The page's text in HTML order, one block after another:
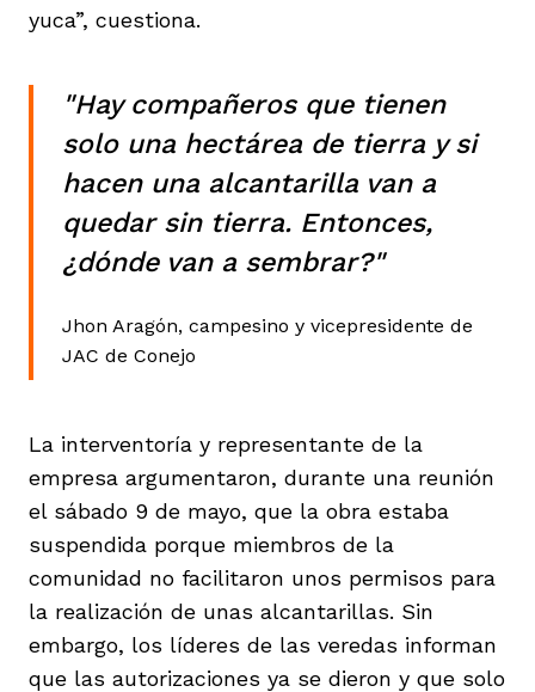
yuca”, cuestiona.
"Hay compañeros que tienen
solo una hectárea de tierra y si
hacen una alcantarilla van a
quedar sin tierra. Entonces,
¿dónde van a sembrar?"
Jhon Aragón, campesino y vicepresidente de
JAC de Conejo
La interventoría y representante de la
empresa argumentaron, durante una reunión
el sábado 9 de mayo, que la obra estaba
suspendida porque miembros de la
comunidad no facilitaron unos permisos para
la realización de unas alcantarillas. Sin
embargo, los líderes de las veredas informan
que las autorizaciones ya se dieron y que solo